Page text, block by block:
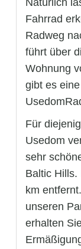
Fahrrad
Radweg
führt über
Wohnung
gibt es
Für
Usedom
sehr
Baltic Hills.
km
unseren
erhalten